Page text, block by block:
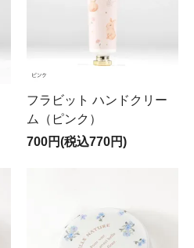
フラビット ハンドクリー
ム（ピンク）
700円(税込770円)